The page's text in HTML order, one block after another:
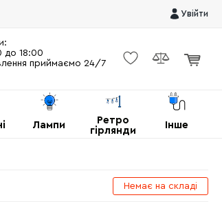
Увійти
до 18:00
приймаємо 24/7
Лампи
Ретро
гірлянди
Інше
Немає на складі